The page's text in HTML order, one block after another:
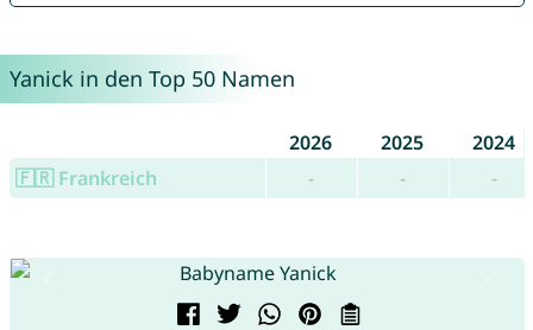
Yanick in den Top 50 Namen
2026 2025
2024
🇫🇷 Frankreich
- - -